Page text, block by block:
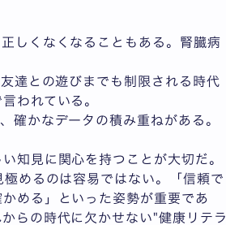
しくなくなることもある。腎臓病
達との遊びまでも制限される時代
われている。
確かなデータの積み重ねがある。
知見に関心を持つことが大切だ。
めるのは容易ではない。「信頼で
める」といった姿勢が重要であ
らの時代に欠かせない"健康リテラ